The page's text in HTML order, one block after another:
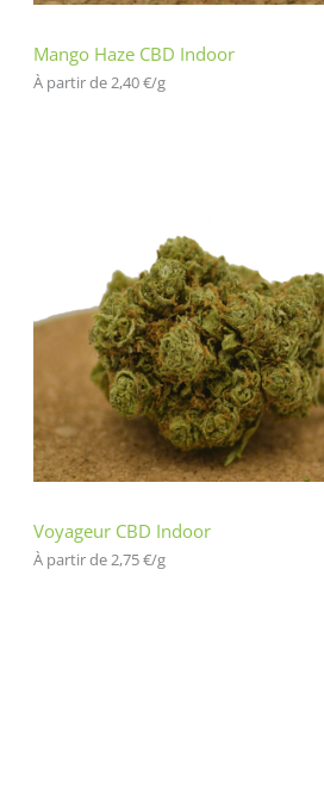
Mango Haze CBD Indoor
À partir de 2,40€/g
Voyageur CBD Indoor
À partir de 2,75€/g